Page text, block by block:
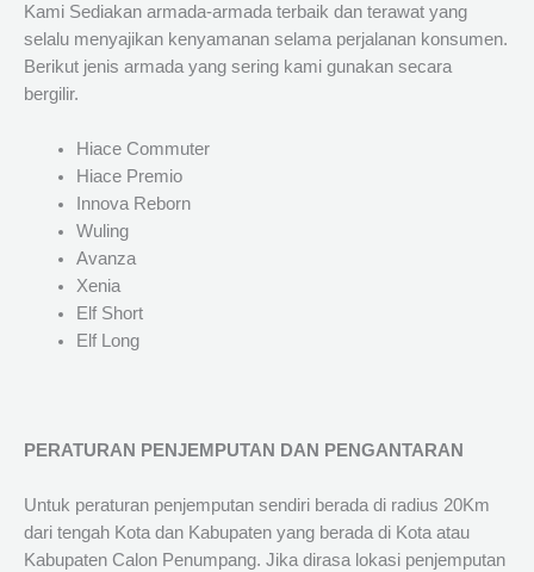
Kami Sediakan armada-armada terbaik dan terawat yang
selalu menyajikan kenyamanan selama perjalanan konsumen.
Berikut jenis armada yang sering kami gunakan secara
bergilir.
Hiace Commuter
Hiace Premio
Innova Reborn
Wuling
Avanza
Xenia
Elf Short
Elf Long
PERATURAN PENJEMPUTAN DAN PENGANTARAN
Untuk peraturan penjemputan sendiri berada di radius 20Km
dari tengah Kota dan Kabupaten yang berada di Kota atau
Kabupaten Calon Penumpang. Jika dirasa lokasi penjemputan